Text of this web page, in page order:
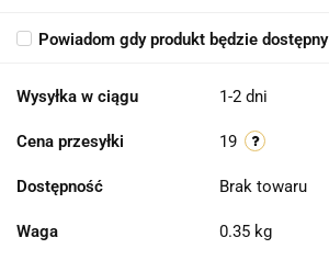
Powiadom gdy produkt będzie dostępny
Wysyłka w ciągu 1-2 dni
Cena przesyłki 19
Dostępność Brak towaru
Waga 0.35 kg